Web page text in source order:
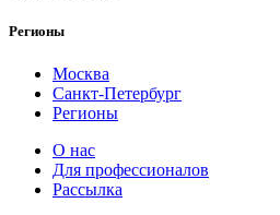
Регионы
Москва
Санкт-Петербург
Регионы
О нас
Для профессионалов
Рассылка